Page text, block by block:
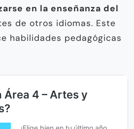
en la enseñanza del
de otros idiomas. Este
habilidades pedagógicas